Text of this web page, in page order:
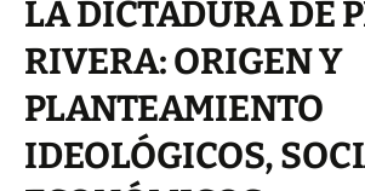
LA DICTADURA DE
RIVERA: ORIGEN Y
PLANTEAMIENTO
IDEOLÓGICOS,